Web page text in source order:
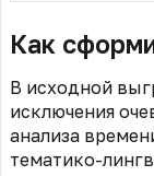
Как
В исходной
исключения
анализа
тематико-